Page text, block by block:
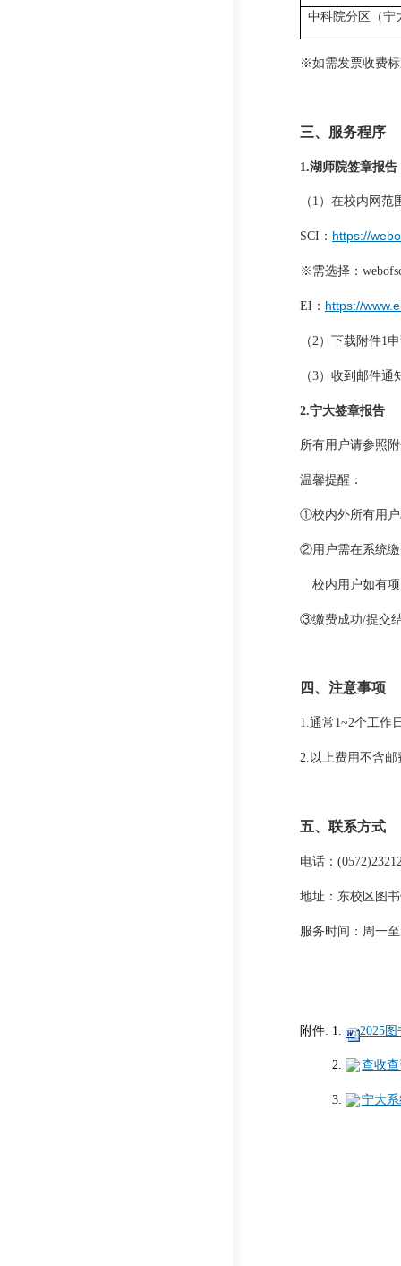
中科院分区（宁
※如需发票收费
三、服务程序
1.湖师院签章报
（1）在校内网
SCI： https://
※需选择：
EI： https://
（2） 下载附件1
（3） 收到邮件通
2.宁大签章报告
所有用户请参照
温馨提醒：
①校内外所有用户
②用户需在系统
校内用户如有
③缴费成功/提交
四、注意事项
1. 通常1~2个工作
2.以上费用不含邮
五、 联系方式
电话：
地址：东校区图
服务时间：周一
附件: 1. 2025
2. 查收
3 宁大